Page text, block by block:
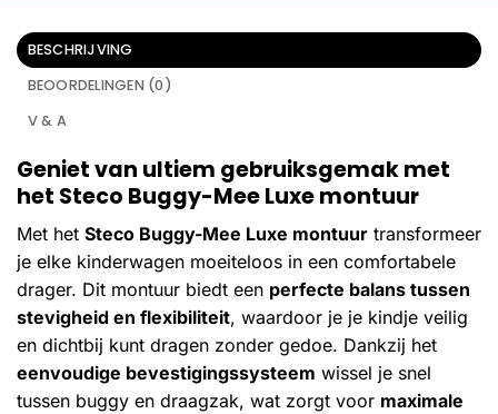
BESCHRIJVING
BEOORDELINGEN (0)
V & A
Geniet van ultiem gebruiksgemak met
het Steco Buggy-Mee Luxe montuur
Met het Steco Buggy-Mee Luxe montuur transformeer
je elke kinderwagen moeiteloos in een comfortabele
drager. Dit montuur biedt een perfecte balans tussen
stevigheid en flexibiliteit, waardoor je je kindje veilig
en dichtbij kunt dragen zonder gedoe. Dankzij het
eenvoudige bevestigingssysteem wissel je snel
tussen buggy en draagzak, wat zorgt voor maximale